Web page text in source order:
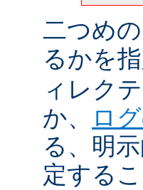
二つめ
るかを
ィレク
か、
ロ
る、明
定する